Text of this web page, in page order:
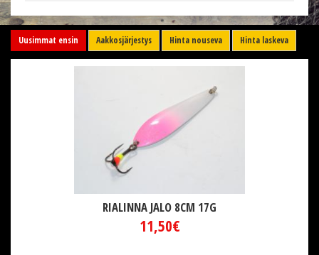
Uusimmat ensin Aakkosjärjestys Hinta nouseva Hinta laskeva
RIALINNA JALO 8CM 17G
11,50€